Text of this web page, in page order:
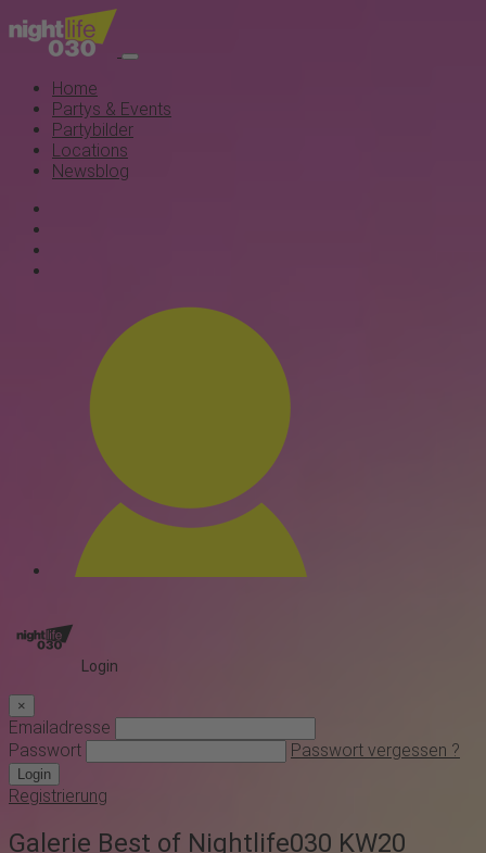
Home
Partys & Events
Partybilder
Locations
Newsblog
Login
×
Emailadresse
Passwort
Passwort vergessen ?
Login
Registrierung
Galerie Best of Nightlife030 KW20